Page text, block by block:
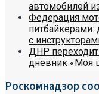
автомобилей
Федерация
с
ДНР
дневник «Моя
Роскомнадзор